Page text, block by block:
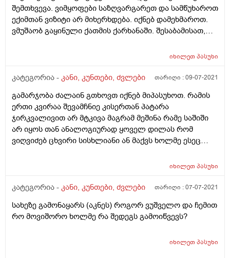
შემთხვევა. ვიმყოფები საზღვარგარეთ და სამწუხაროთ
ექიმთან ვიზიტი არ მიხერხდება. იქნებ დამეხმაროთ.
ვმუშაობ გაყინული ქათმის ქარხანაში. შესაბამისათ,
სხეულის სხვა ნაწილზე არ მცივა. მხოლოდ ხელის სამი
თითქოდ დაბუჟებული მაქვს და კარგად ვერ ვგრძნობ
მძვრება. ვიზუალურად არაფერი ეტყობა. ერთი კვირაა
უკვეე სულ ასე მაქვს და რითი შეიძლება ვუშველო? ან
რამე მახს ხომ ვერ მირჩევთ. იქნებ დამეხმაროთ.
წინასწარ დიდი მადლობა.
იხილეთპასუხი
კატეგორია - კანი, კუნთები, ძვლები თარიღი :09-07-2021
გამარჯობა ძალაინ გთხოვთ იქნებ მიპასუხოთ. რამის
ერთი კვირაა შევამჩნიე კისერთან პატარა
ჯირკვალივით არ მტკივა მაგრამ მეშინა რამე საშიში
არ იყოს თან ანალოგიურად ყოველ დილას რომ
ვიღვიძებ ცხვირი სისხლიანი ან მაქვს ხოლმე ესეც
იხილეთპასუხი
კატეგორია - კანი, კუნთები, ძვლები თარიღი :07-07-2021
სახეზე გამონაყარს (აკნეს) როგორ ვუშველო და ჩემით
რო მოვიშორო ხოლმე რა შედეგს გამოიწვევს?
იხილეთპასუხი